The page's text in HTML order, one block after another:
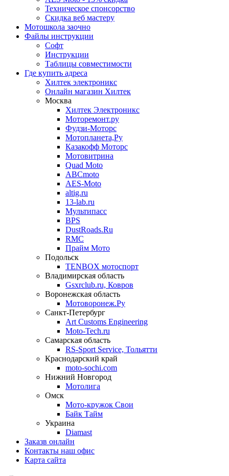
Техническое спонсорство
Скидка веб мастеру
Мотошкола заочно
Файлы инструкции
Софт
Инструкции
Таблицы совместимости
Где купить адреса
Хилтек электроникс
Онлайн магазин Хилтек
Москва
Хилтек Электроникс
Моторемонт.ру
Фудзи-Моторс
Мотопланета,Ру
Казакофф Моторс
Мотовитрина
Quad Moto
ABCmoto
AES-Moto
altig.ru
13-lab.ru
Мультипасс
BPS
DustRoads.Ru
RMC
Прайм Мото
Подольск
TENBOX мотоспорт
Владимирская область
Gsxrclub.ru, Ковров
Воронежская область
Мотоворонеж.Ру
Санкт-Петербург
Art Customs Engineering
Moto-Tech.ru
Самарская область
RS-Sport Service, Тольятти
Краснодарский край
moto-sochi.com
Нижний Новгород
Мотолига
Омск
Мото-кружок Свои
Байк Тайм
Украина
Diamast
Заказв онлайн
Контакты наш офис
Карта сайта